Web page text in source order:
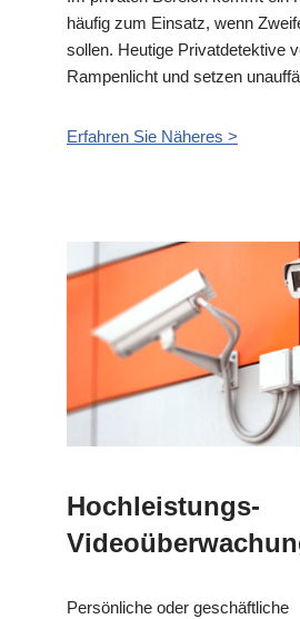
häufig zum Einsatz, wenn
sollen. Heutige Privatdetektive
Rampenlicht und setzen
Erfahren Sie Näheres >
Hochleistungs-
Persönliche oder geschäftliche